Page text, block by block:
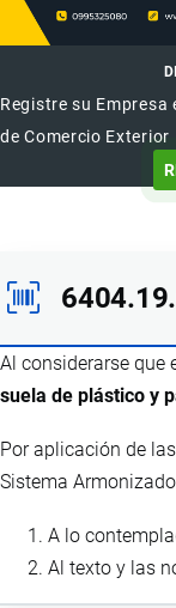
Registre su
de Comercio Exterior
Al considerarse que
suela de plástico y
Por aplicación de
Sistema
A lo
Al texto y las